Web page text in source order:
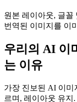
원본 레이아웃, 글꼴
번역된 이미지를 이
우리의 AI 이
는 이유
가장 진보된 AI 이미
르며, 레이아웃 유지.